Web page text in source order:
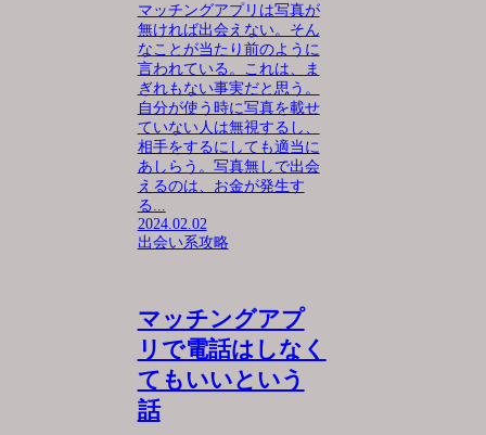
マッチングアプリは写真が
無ければ出会えない。そん
なことが当たり前のように
言われている。これは、ま
ぎれもない事実だと思う。
自分が使う時に写真を載せ
ていない人は無視するし、
相手をするにしても適当に
あしらう。写真無しで出会
えるのは、お金が発生す
る...
2024.02.02
出会い系攻略
マッチングアプ
リで電話はしなく
てもいいという
話